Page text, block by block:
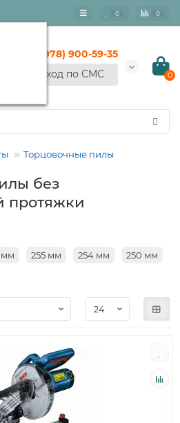
0 0
+7 (978) 900-59-35
Вход по СМС
0
Торцовочные пилы
без
протяжки
мм 255 мм 254 мм
250 мм